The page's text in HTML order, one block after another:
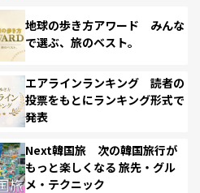
地球の歩き方アワード みんな
で選ぶ、旅のベスト。
エアラインランキング 読者の
投票をもとにランキング形式で
発表
Next韓国旅 次の韓国旅行が
もっと楽しくなる 旅先・グル
メ・テクニック